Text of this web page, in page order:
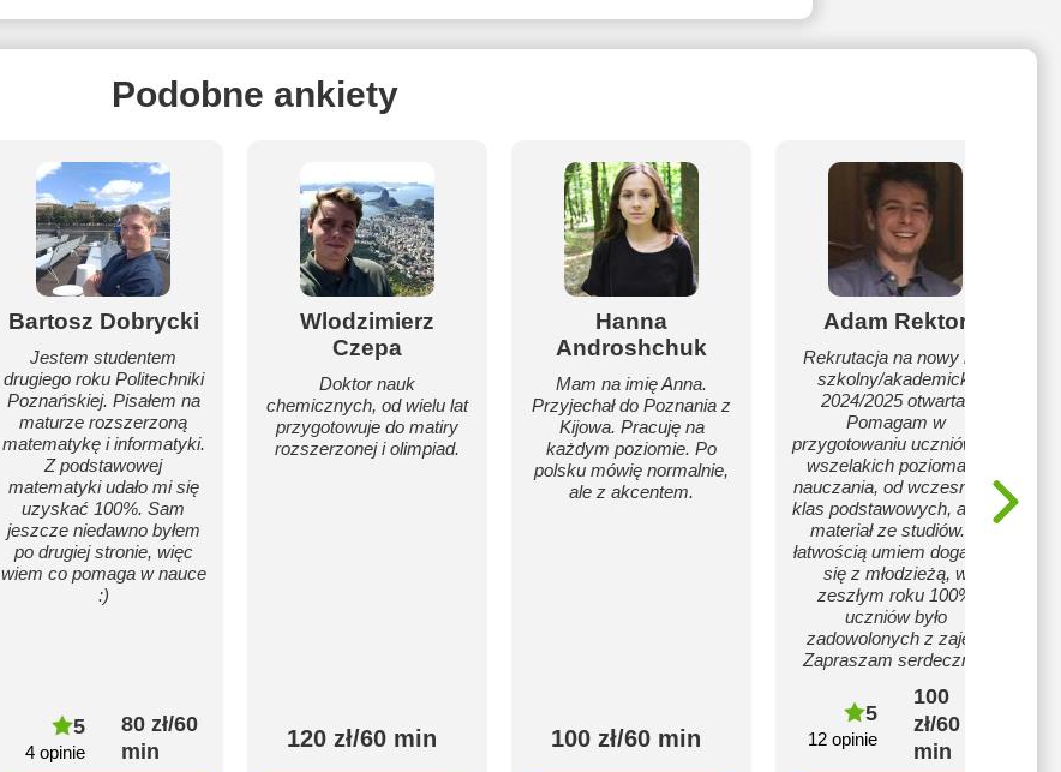
Podobne ankiety
Bartosz Dobrycki
Jestem studentem
drugiego roku Politechniki
Poznańskiej. Pisałem na
maturze rozszerzoną
matematykę i informatyki.
Z podstawowej
matematyki udało mi się
uzyskać 100%. Sam
jeszcze niedawno byłem
po drugiej stronie, więc
wiem co pomaga w nauce
:)
5
4 opinie
80 zł/60
min
Wlodzimierz
Czepa
Doktor nauk
chemicznych, od wielu lat
przygotowuje do matiry
rozszerzonej i olimpiad.
120 zł/60 min
Hanna
Androshchuk
Mam na imię Anna.
Przyjechał do Poznania z
Kijowa. Pracuję na
każdym poziomie. Po
polsku mówię normalnie,
ale z akcentem.
100 zł/60 min
Adam Rektor
Rekrutacja na nowy rok
szkolny/akademicki
2024/2025 otwarta.
Pomagam w
przygotowaniu uczniów na
wszelakich poziomach
nauczania, od wczesnych
klas podstawowych, aż po
materiał ze studiów. Z
łatwością umiem dogadać
się z młodzieżą, w
zeszłym roku 100%
uczniów było
zadowolonych z zajęć.
Zapraszam serdecznie!
5
12 opinie
100
zł/60
min